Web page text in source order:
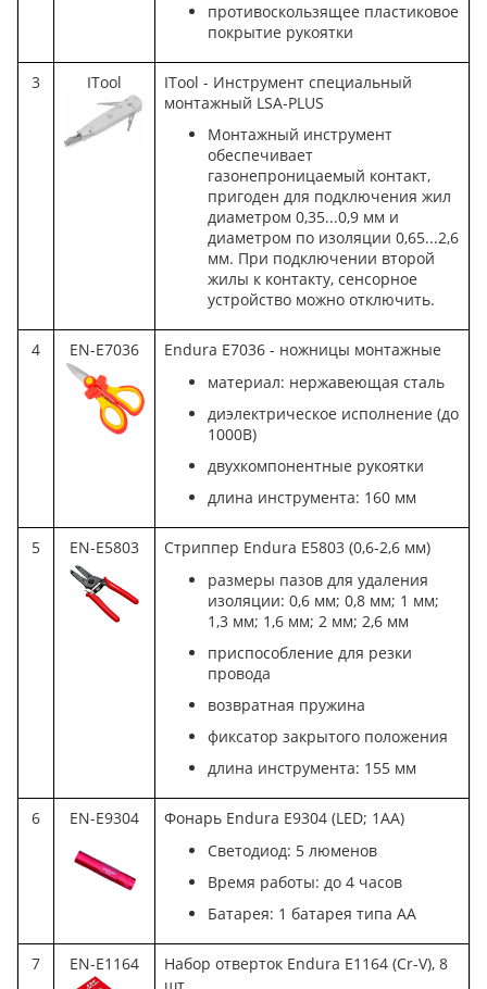
противоскользящее пластиковое
покрытие рукоятки
3 ITool
ITool - Инструмент специальный
монтажный LSA-PLUS
Монтажный инструмент
обеспечивает
газонепроницаемый контакт,
пригоден для подключения жил
диаметром 0,35...0,9 мм и
диаметром по изоляции 0,65...2,6
мм. При подключении второй
жилы к контакту, сенсорное
устройство можно отключить.
4 EN-E7036
Endura E7036 - ножницы монтажные
материал: нержавеющая сталь
диэлектрическое исполнение (до
1000В)
двухкомпонентные рукоятки
длина инструмента: 160 мм
5 EN-E5803
Стриппер Endura E5803 (0,6-2,6 мм)
размеры пазов для удаления
изоляции: 0,6 мм; 0,8 мм; 1 мм;
1,3 мм; 1,6 мм; 2 мм; 2,6 мм
приспособление для резки
провода
возвратная пружина
фиксатор закрытого положения
длина инструмента: 155 мм
6 EN-E9304
Фонарь Endura E9304 (LED; 1АА)
Светодиод: 5 люменов
Время работы: до 4 часов
Батарея: 1 батарея типа АА
7 EN-E1164
Набор отверток Endura E1164 (Cr-V), 8